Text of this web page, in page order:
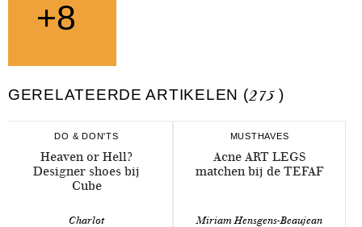
+8
GERELATEERDE ARTIKELEN (275 )
DO & DON'TS
Heaven or Hell?
Designer shoes bij
Cube
Charlot
MUSTHAVES
Acne ART LEGS
matchen bij de TEFAF
Miriam Hensgens-Beaujean